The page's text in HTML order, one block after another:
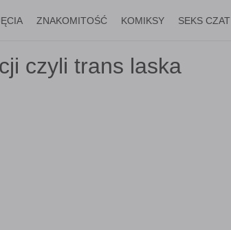
ZNAKOMITOŚĆ KOMIKSY SEKS CZAT
czyli trans laska